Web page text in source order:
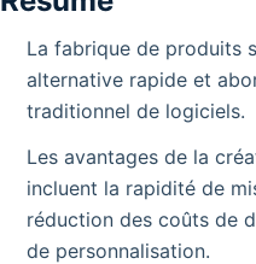
La fabrique de produits
alternative rapide et
traditionnel de logiciels.
Les avantages de la
incluent la rapidité de
réduction des coûts de
de personnalisation.